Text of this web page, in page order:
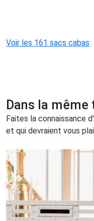
Voir les 161 sacs cabas
Dans la
Faites la connaissance
et qui devraient vous